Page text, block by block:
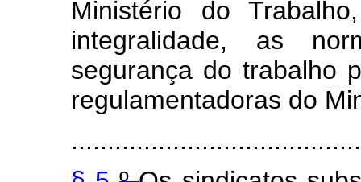
Ministério do
integralidade, as
segurança do trabalho
regulamentadoras do